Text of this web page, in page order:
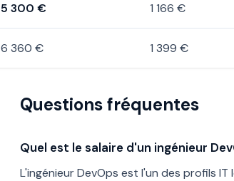
5 300 € 1 166 €
6 360 € 1 399 €
Questions fréquentes
Quel est le salaire d'un ingénieur
L'ingénieur DevOps est l'un des profils